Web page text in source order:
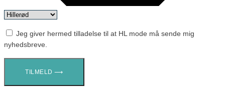
Jeg giver hermed tilladelse til at HL mode må sende mig
nyhedsbreve.
TILMELD ⟶